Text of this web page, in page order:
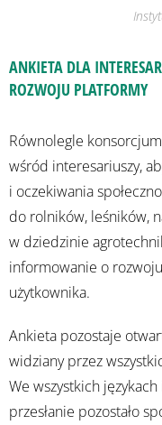
ANKIETA DLA
ROZWOJU PLATFORMY
Równolegle
wśród interesariuszy,
i oczekiwania
do rolników, leśników,
w dziedzinie
informowanie o
użytkownika.
Ankieta pozostaje
widziany przez
We wszystkich
przesłanie pozostało